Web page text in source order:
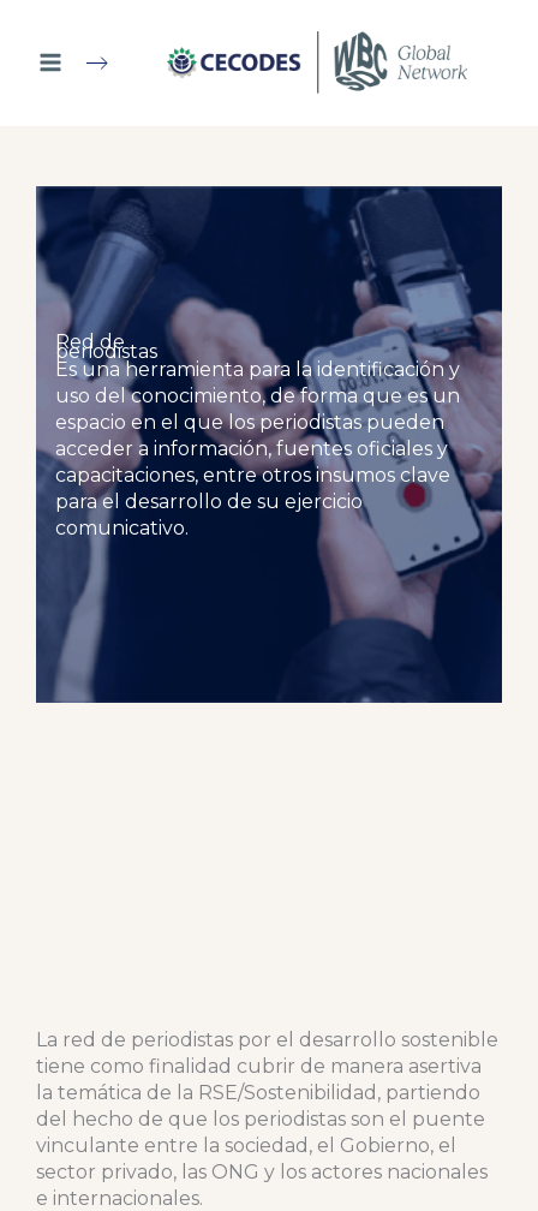
contenido
Red de
periodistas
Es una herramienta para la identificación y
uso del conocimiento, de forma que es un
espacio en el que los periodistas pueden
acceder a información, fuentes oficiales y
capacitaciones, entre otros insumos clave
para el desarrollo de su ejercicio
comunicativo.
La red de periodistas por el desarrollo sostenible
tiene como finalidad cubrir de manera asertiva
la temática de la RSE/Sostenibilidad, partiendo
del hecho de que los periodistas son el puente
vinculante entre la sociedad, el Gobierno, el
sector privado, las ONG y los actores nacionales
e internacionales.